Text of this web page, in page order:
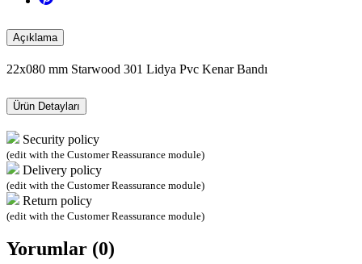
Açıklama
22x080 mm Starwood 301 Lidya Pvc Kenar Bandı
Ürün Detayları
Security policy
(edit with the Customer Reassurance module)
Delivery policy
(edit with the Customer Reassurance module)
Return policy
(edit with the Customer Reassurance module)
Yorumlar (0)